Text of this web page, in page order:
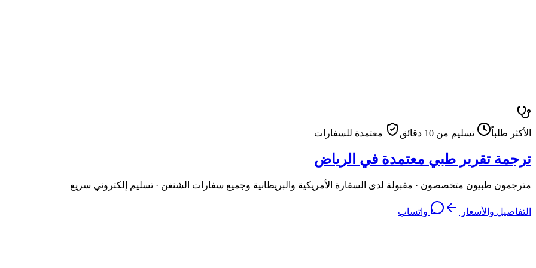
الأكثر طلباً تسليم من 10 دقائق معتمدة للسفارات
ترجمة تقرير طبي معتمدة في الرياض
مترجمون طبيون متخصصون · مقبولة لدى السفارة الأمريكية والبريطانية وجميع سفارات الشنغن · تسليم إلكتروني سريع
التفاصيل والأسعار واتساب